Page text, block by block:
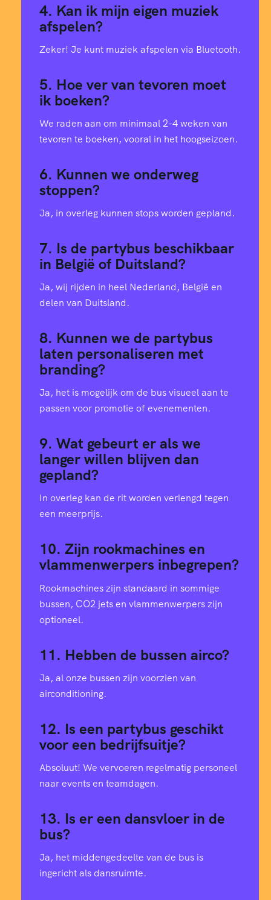
4. Kan ik mijn eigen muziek
afspelen?
Zeker! Je kunt muziek afspelen via Bluetooth.
5. Hoe ver van tevoren moet
ik boeken?
We raden aan om minimaal 2-4 weken van
tevoren te boeken, vooral in het hoogseizoen.
6. Kunnen we onderweg
stoppen?
Ja, in overleg kunnen stops worden gepland.
7. Is de partybus beschikbaar
in België of Duitsland?
Ja, wij rijden in heel Nederland, België en
delen van Duitsland.
8. Kunnen we de partybus
laten personaliseren met
branding?
Ja, het is mogelijk om de bus visueel aan te
passen voor promotie of evenementen.
9. Wat gebeurt er als we
langer willen blijven dan
gepland?
In overleg kan de rit worden verlengd tegen
een meerprijs.
10. Zijn rookmachines en
vlammenwerpers inbegrepen?
Rookmachines zijn standaard in sommige
bussen, CO2 jets en vlammenwerpers zijn
optioneel.
11. Hebben de bussen airco?
Ja, al onze bussen zijn voorzien van
airconditioning.
12. Is een partybus geschikt
voor een bedrijfsuitje?
Absoluut! We vervoeren regelmatig personeel
naar events en teamdagen.
13. Is er een dansvloer in de
bus?
Ja, het middengedeelte van de bus is
ingericht als dansruimte.
0
6
2
8
4
0
7
3
9
5
0
1
1
2
3
3
4
5
6
6
7
8
8
9
0
0
1
2
2
3
4
5
6